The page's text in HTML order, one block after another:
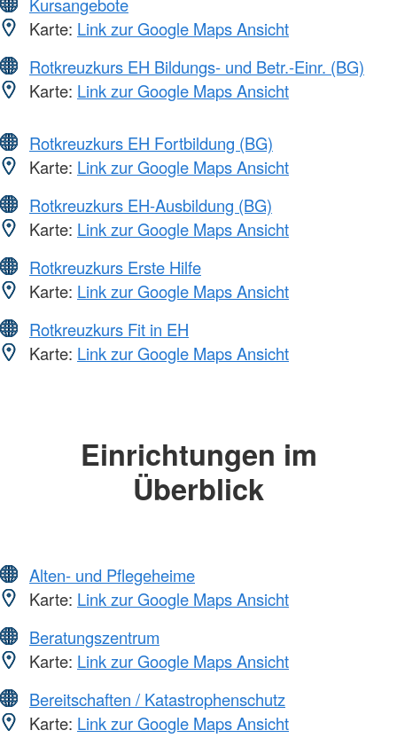
Karte: Link zur Google Maps Ansicht
Rotkreuzkurs EH Bildungs- und Betr.-Einr. (BG)
Karte: Link zur Google Maps Ansicht
Rotkreuzkurs EH Fortbildung (BG)
Karte: Link zur Google Maps Ansicht
Rotkreuzkurs EH-Ausbildung (BG)
Karte: Link zur Google Maps Ansicht
Rotkreuzkurs Erste Hilfe
Karte: Link zur Google Maps Ansicht
Rotkreuzkurs Fit in EH
Karte: Link zur Google Maps Ansicht
Einrichtungen im
Überblick
Alten- und Pflegeheime
Karte: Link zur Google Maps Ansicht
Beratungszentrum
Karte: Link zur Google Maps Ansicht
Bereitschaften / Katastrophenschutz
Karte: Link zur Google Maps Ansicht